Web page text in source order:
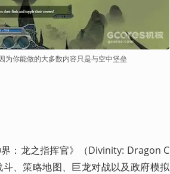
为你能做的大多数内容只是与空中堡垒
：龙之指挥官》（Divinity: Dragon C
、策略地图、巨龙对战以及政府模拟